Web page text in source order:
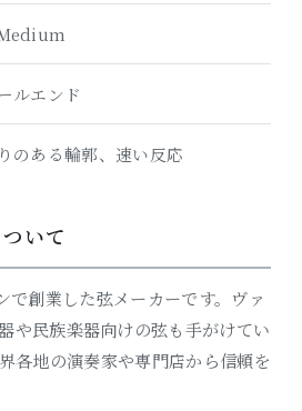
ルエンド
のある輪郭、速い反応
いて
創業した弦メーカーです。ヴァ
や民族楽器向けの弦も手がけてい
各地の演奏家や専門店から信頼を